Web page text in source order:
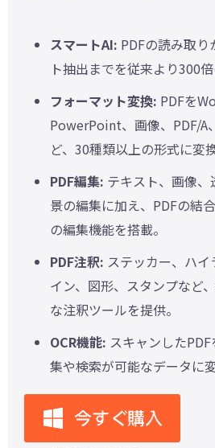
スマートAI: PDFの読み取
ト抽出までを従来より300倍
フォーマット変換: PDFを
PowerPoint、画像、PDF/A
ど、30種類以上の形式に変
PDF編集: テキスト、画像
景の編集に加え、PDFの結
の編集機能を搭載。
PDF注釈: ステッカー、ハ
イン、図形、スタンプなど
な注釈ツールを提供。
OCR機能: スキャンした
集や検索が可能なデータに変